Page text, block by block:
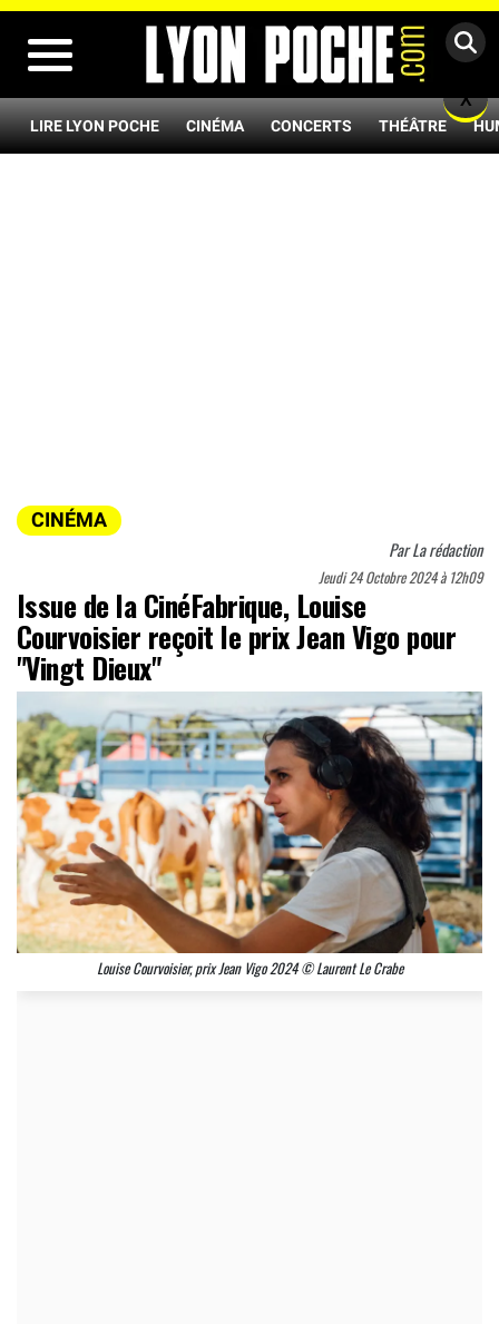
LIRE LYON POCHE CINÉMA CONCERTS THÉÂTRE
CINÉMA
ParLa rédaction
Jeudi 24 Octobre 2024 à 12h09
Issue de la CinéFabrique, Louise
Courvoisier reçoit le prix Jean Vigo pour
"Vingt Dieux"
Louise Courvoisier, prix Jean Vigo 2024 © Laurent Le Crabe
X